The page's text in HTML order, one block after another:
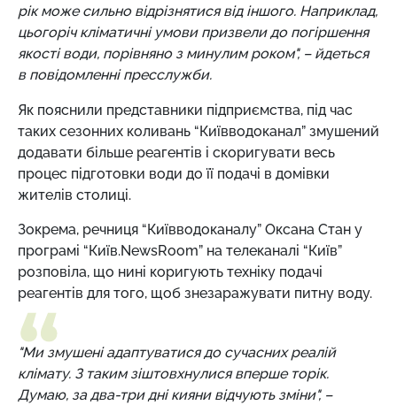
рік може сильно відрізнятися від іншого. Наприклад,
цьогоріч кліматичні умови призвели до погіршення
якості води, порівняно з минулим роком", – йдеться
в повідомленні пресслужби.
Як пояснили представники підприємства, під час
таких сезонних коливань “Київводоканал” змушений
додавати більше реагентів і скоригувати весь
процес підготовки води до її подачі в домівки
жителів столиці.
Зокрема, речниця “Київводоканалу” Оксана Стан у
програмі “Київ.NewsRoom” на телеканалі “Київ”
розповіла, що нині коригують техніку подачі
реагентів для того, щоб знезаражувати питну воду.
"Ми змушені адаптуватися до сучасних реалій
клімату. З таким зіштовхнулися вперше торік.
Думаю, за два-три дні кияни відчують зміни", –